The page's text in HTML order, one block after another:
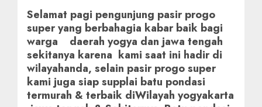
Selamat pagi pengunjung pasir progo
super yang berbahagia kabar baik bagi
warga daerah yogya dan jawa tengah
sekitanya karena kami saat ini hadir di
wilayahanda, selain pasir progo super
kami juga siap supplai batu pondasi
termurah & terbaik diWilayah yogyakarta